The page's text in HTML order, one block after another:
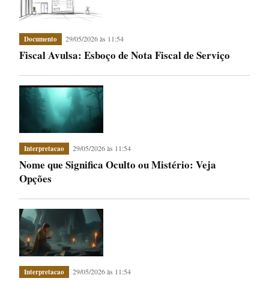
Documento 29/05/2026 às 11:54
Fiscal Avulsa: Esboço de Nota Fiscal de Serviço
Interpretacao 29/05/2026 às 11:54
Nome que Significa Oculto ou Mistério: Veja
Opções
Interpretacao 29/05/2026 às 11:54